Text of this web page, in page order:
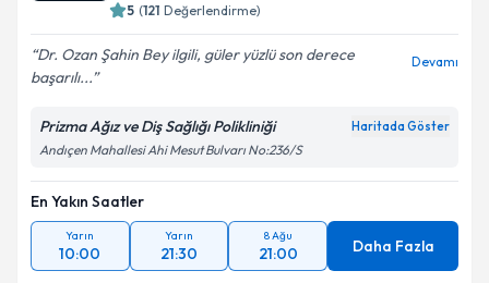
5 (121 Değerlendirme)
Dr. Ozan Şahin Bey ilgili, güler yüzlü son derece
başarılı...
Devamı
Prizma Ağız ve Diş Sağlığı Polikliniği Haritada Göster
Andıçen Mahallesi Ahi Mesut Bulvarı No:236/S
En Yakın Saatler
Yarın
10:00
Yarın
21:30
8 Ağu
21:00 Daha Fazla